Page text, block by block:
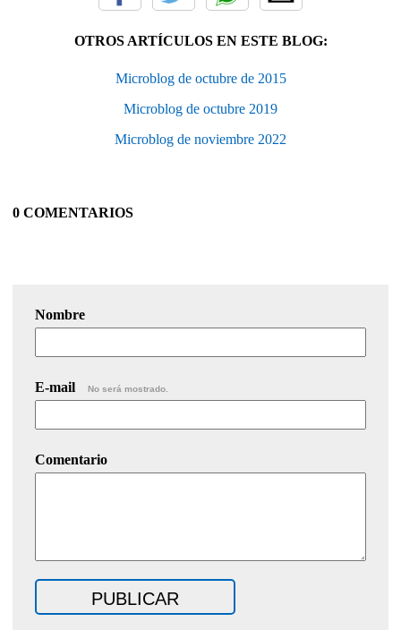
OTROS ARTÍCULOS EN ESTE BLOG:
Microblog de octubre de 2015
Microblog de octubre 2019
Microblog de noviembre 2022
0 COMENTARIOS
Nombre
E-mail No será mostrado.
Comentario